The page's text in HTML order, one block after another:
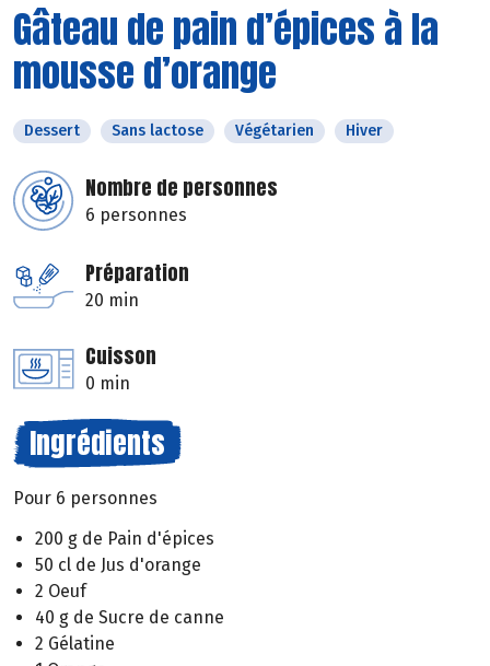
Gâteau de pain d’épices à la
mousse d’orange
Dessert Sans lactose Végétarien Hiver
Nombre de personnes
6 personnes
Préparation
20 min
Cuisson
0 min
Ingrédients
Pour 6 personnes
200 g de Pain d'épices
50 cl de Jus d'orange
2 Oeuf
40 g de Sucre de canne
2 Gélatine